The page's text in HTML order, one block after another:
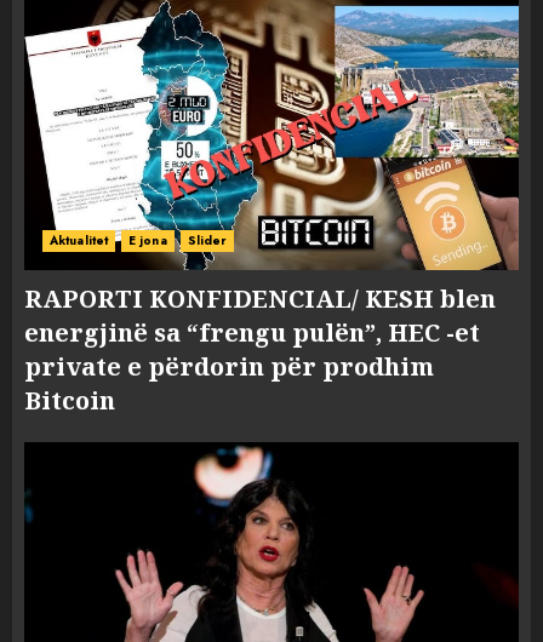
Aktualitet E jona Slider
RAPORTI KONFIDENCIAL/ KESH blen
energjinë sa “frengu pulën”, HEC -et
private e përdorin për prodhim
Bitcoin